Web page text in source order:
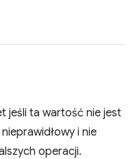
jeśli ta wartość nie jest
i nie
operacji.